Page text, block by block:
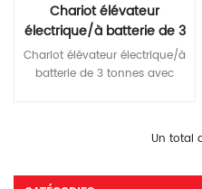
Chariot élévateur
électrique/à batterie de 3
tonnes avec commande
Curtis
Chariot élévateur électrique/à
batterie de 3 tonnes avec
stationnement —Frein de
—Vanne d'arrêt rapide —
Un total